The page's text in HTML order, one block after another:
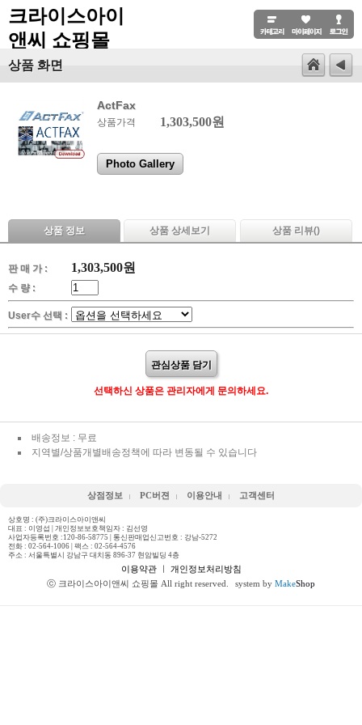
크라이스아이
앤씨 쇼핑몰
상품 화면
ActFax
상품가격 1,303,500원
Photo Gallery
상품 정보 상품 상세보기 상품 리뷰()
판 매 가 : 1,303,500원
수 량 :
User수 선택 :
관심상품 담기
선택하신 상품은 관리자에게 문의하세요.
배송정보 : 무료
지역별/상품개별배송정책에 따라 변동될 수 있습니다
상점정보 PC버젼 이용안내 고객센터
상호명 : (주)크라이스아이앤씨
대표 : 이영섭 | 개인정보보호책임자 : 김선영
사업자등록번호 :120-86-58775 | 통신판매업신고번호 : 강남-5272
전화 : 02-564-1006 | 팩스 : 02-564-4576
주소 : 서울특별시 강남구 대치동 896-37 현암빌딩 4층
이용약관ㅣ 개인정보처리방침
ⓒ 크라이스아이앤씨 쇼핑몰 All right reserved.
system by MakeShop